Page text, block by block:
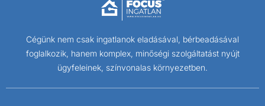
Cégünk nem csak ingatlanok eladásával, bérbeadásával
foglalkozik, hanem komplex, minőségi szolgáltatást nyújt
ügyfeleinek, színvonalas környezetben.